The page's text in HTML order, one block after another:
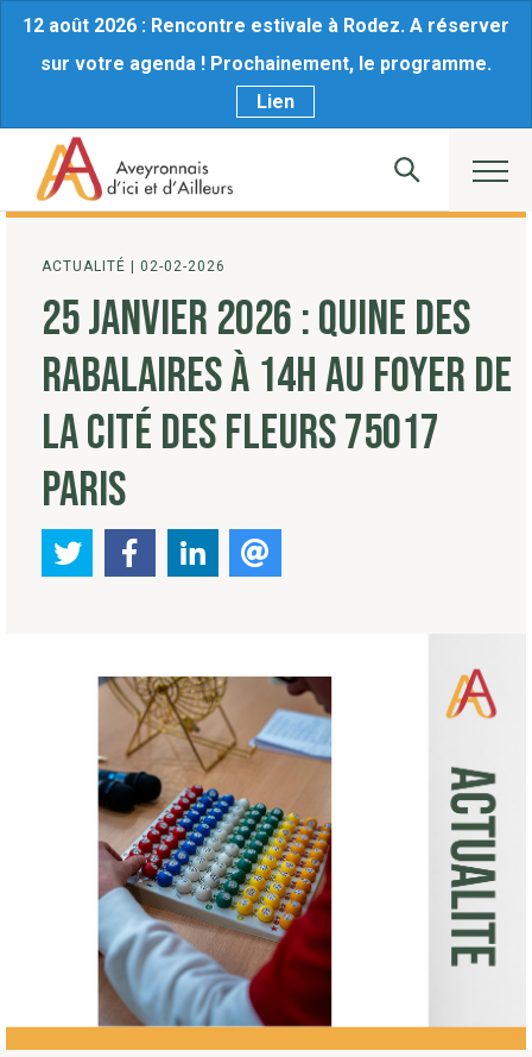
12 août 2026 : Rencontre estivale à Rodez. A réserver
sur votre agenda ! Prochainement, le programme.
Lien
ACTUALITÉ 02-02-2026
25 JANVIER 2026 : QUINE DES
RABALAIRES À 14H AU FOYER DE
LA CITÉ DES FLEURS 75017
PARIS